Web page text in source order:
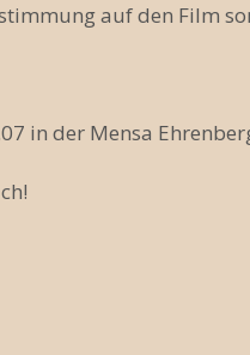
auf den Film
in der Mensa